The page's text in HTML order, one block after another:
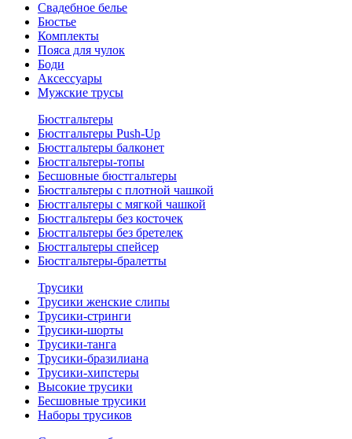
Свадебное белье
Бюстье
Комплекты
Пояса для чулок
Боди
Аксессуары
Мужские трусы
Бюстгальтеры
Бюстгальтеры Push-Up
Бюстгальтеры балконет
Бюстгальтеры-топы
Бесшовные бюстгальтеры
Бюстгальтеры с плотной чашкой
Бюстгальтеры с мягкой чашкой
Бюстгальтеры без косточек
Бюстгальтеры без бретелек
Бюстгальтеры спейсер
Бюстгальтеры-бралетты
Трусики
Трусики женские слипы
Трусики-стринги
Трусики-шорты
Трусики-танга
Трусики-бразилиана
Трусики-хипстеры
Высокие трусики
Бесшовные трусики
Наборы трусиков